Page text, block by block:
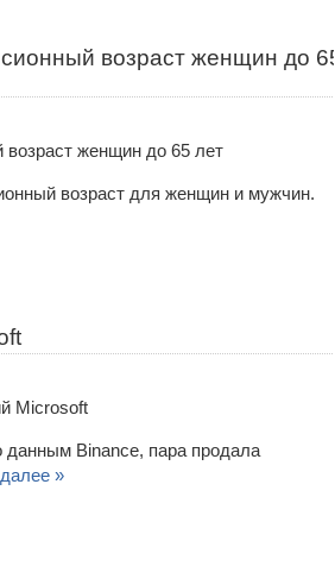
возраст женщин до 65
возраст для женщин и мужчин.
Binance, пара продала
»